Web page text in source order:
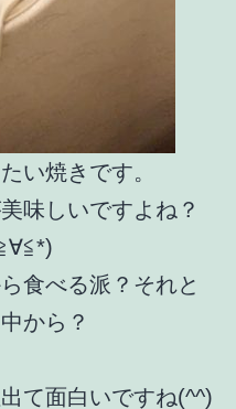
い焼きです。
味しいですよね？
食べる派？それと
から？
て面白いですね(^^)